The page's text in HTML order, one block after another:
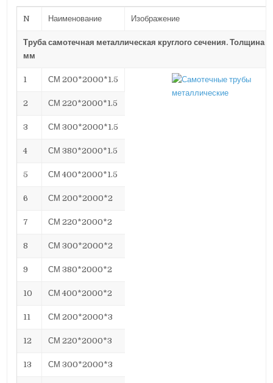
N Наименование Изображение
Труба самотечная металлическая круглого сечения. Толщина
мм
1 СМ 200*2000*1.5
2 СМ 220*2000*1.5
3 СМ 300*2000*1.5
4 СМ 380*2000*1.5
5 СМ 400*2000*1.5
6 СМ 200*2000*2
7 СМ 220*2000*2
8 СМ 300*2000*2
9 СМ 380*2000*2
10 СМ 400*2000*2
11 СМ 200*2000*3
12 СМ 220*2000*3
13 СМ 300*2000*3